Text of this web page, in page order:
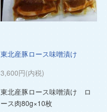
東北産豚ロース味噌漬け
3,600円(内税)
東北産豚ロース味噌漬け ロ
ース肉80g×10枚